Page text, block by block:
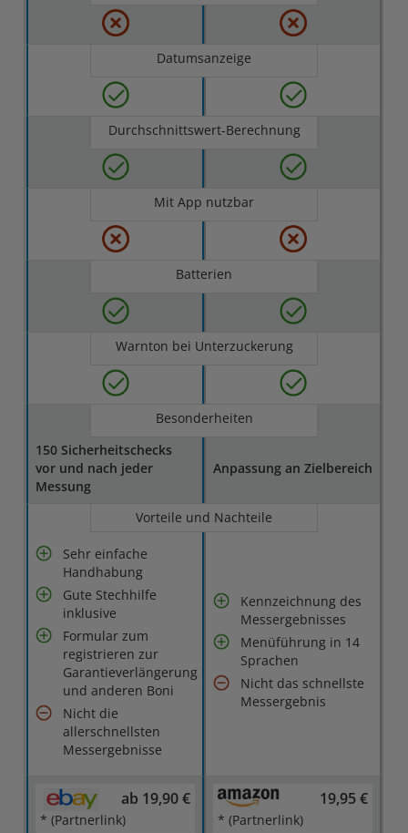
Datumsanzeige
Durchschnittswert-Berechnung
Mit App nutzbar
Batterien
Warnton bei Unterzuckerung
Besonderheiten
150 Sicherheitschecks
vor und nach jeder
Messung
Anpassung an Zielbereich
Vorteile und Nachteile
Sehr einfache
Handhabung
Gute Stechhilfe
inklusive
Formular zum
registrieren zur
Garantieverlängerung
und anderen Boni
Nicht die
allerschnellsten
Messergebnisse
Kennzeichnung des
Messergebnisses
Menüführung in 14
Sprachen
Nicht das schnellste
Messergebnis
ab 19,90 €
* (Partnerlink)
19,95 €
* (Partnerlink)